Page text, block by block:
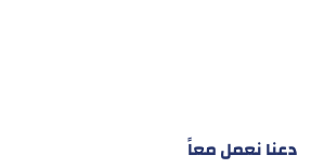
دعنا نعمل معاً